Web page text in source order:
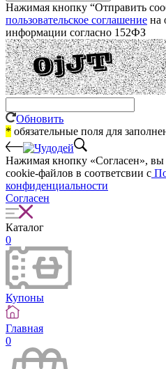
Нажимая кнопку “Отправить
пользовательское соглашение на
информации согласно 152ФЗ
Обновить
* обязательные поля для
Нажимая кнопку «Согласен», вы
cookie-файлов в соответсвии с
конфиденциальности
Согласен
Каталог
0
Купоны
Главная
0